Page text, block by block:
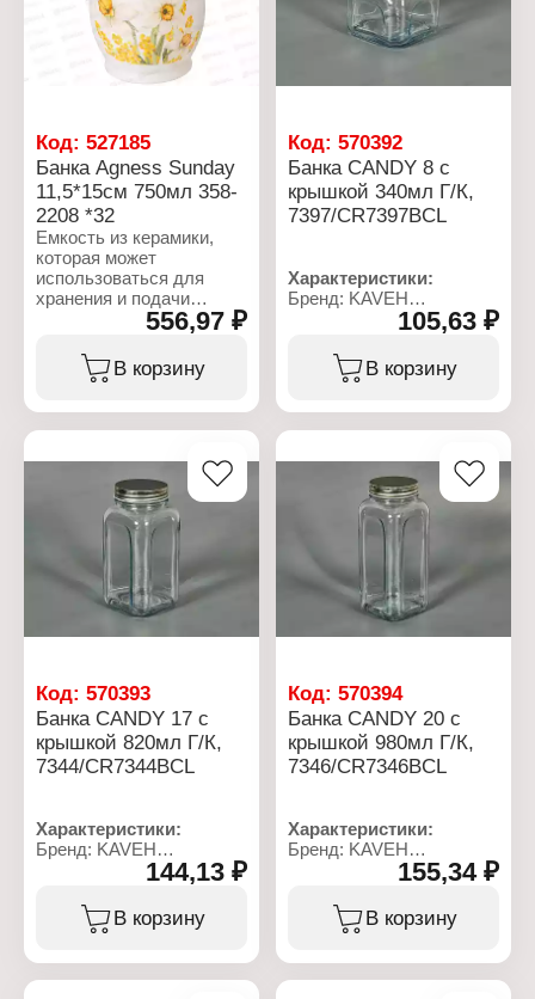
Цвет эмали внутренний:
вишневый
Цвет эмали внешний:
Вес: 4,384 кг
Цвет: светлый зеленый
рябчик
Объем: 40 л
Код: 527185
Банка Agness Sunday
11,5*15см 750мл 358-
2208 *32
Емкость из керамики,
которая может
использоваться для
хранения и подачи
различных продуктов,
таких как варенье, мёд,
крупы, макаронные
изделия или конфеты.
Артикул: 358-2208
Серия: Sunday
Тип товара: Банка
Назначение: для
сыпучих продуктов
Размер: 11,5х15 см
Материал: керамика
Объем: 750 мл
556,97 ₽
В корзину
Код:570392
Банка CANDY 8 с
крышкой 340мл Г/К,
7397/CR7397BCL
Характеристики:
Бренд: KAVEH
Серия: Candy
Тип товара: Банка
крышкой
Объем: 340 мл
Материал: нержавеющая
сталь, стекло
Размер: 8,4х8,4х9 см
Диаметр горлышка: 6 см
Цвет: прозрачный
Декор: без рисунка
Тип крышки: винтовая
крышка
105,63 ₽
В корзину
Код: 570393
Банка CANDY 17 с
крышкой 820мл Г/К,
7344/CR7344BCL
Характеристики:
Бренд: KAVEH
Серия: Candy
Тип товара: Банка
144,13 ₽
В корзину
Код:570394
Банка CANDY 20 с
крышкой 980мл Г/К,
7346/CR7346BCL
Характеристики:
Бренд: KAVEH
Серия: Candy
Тип товара: Банка
155,34 ₽
В корзину